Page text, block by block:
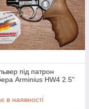
під патрон
Arminius HW4 2.5"
в наявності